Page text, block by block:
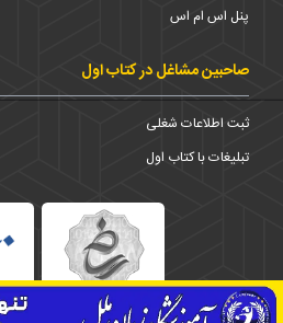
پنل اس ام اس
صاحبین مشاغل در کتاب اول
ثبت اطلاعات شغلی
تبلیغات با کتاب اول